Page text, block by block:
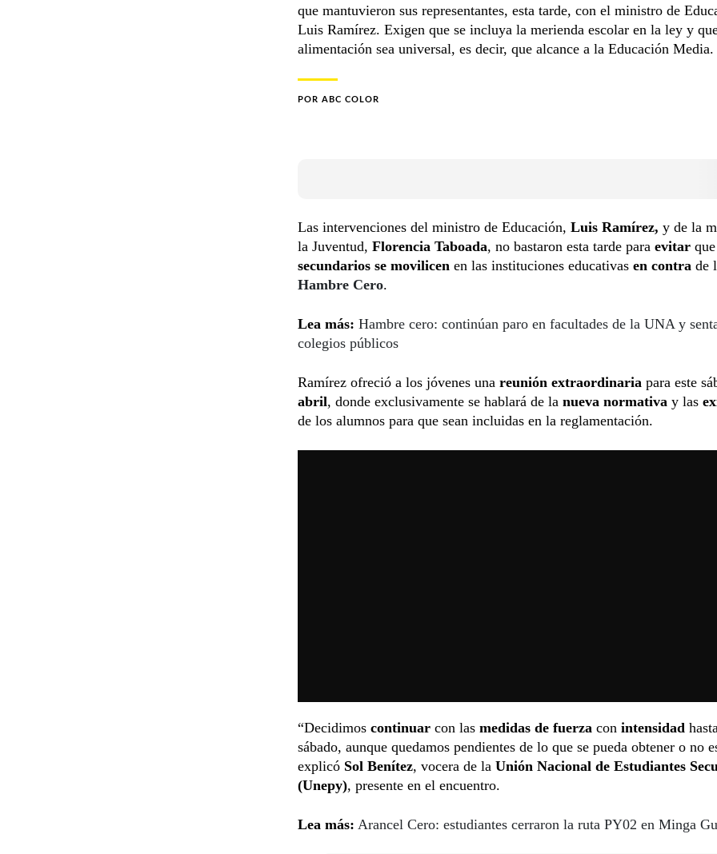
que mantuvieron sus representantes, esta tarde, con el ministro de
Luis Ramírez. Exigen que se incluya la merienda escolar en la ley y
alimentación sea universal, es decir, que alcance a la Educación Media.
POR ABC COLOR
Las intervenciones del ministro de Educación, Luis Ramírez, y de la
la Juventud, Florencia Taboada, no bastaron esta tarde para evitar
secundarios se movilicen en las instituciones educativas en contra de
Hambre Cero.
Lea más: Hambre cero: continúan paro en facultades de la UNA y
colegios públicos
Ramírez ofreció a los jóvenes una reunión extraordinaria para este
abril, donde exclusivamente se hablará de la nueva normativa y las
de los alumnos para que sean incluidas en la reglamentación.
“Decidimos continuar con las medidas de fuerza con intensidad
sábado, aunque quedamos pendientes de lo que se pueda obtener o no
explicó Sol Benítez, vocera de la Unión Nacional de Estudiantes
(Unepy), presente en el encuentro.
Lea más: Arancel Cero: estudiantes cerraron la ruta PY02 en Minga